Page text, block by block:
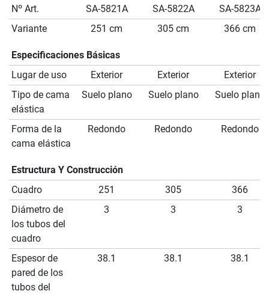
Nº Art. SA-5821A SA-5822A
SA-5823A
Variante
251 cm 305 cm 366 cm
Especificaciones Básicas
Lugar de uso
Exterior Exterior
Exterior
Tipo de cama
elástica
Suelo plano Suelo plano Suelo plano
Forma de la
cama elástica
Redondo Redondo Redondo
Estructura Y Construcción
Cuadro
251 305
366
Diámetro de
los tubos del
cuadro
3 3 3
Espesor de
pared de los
tubos del
38.1 38.1 38.1